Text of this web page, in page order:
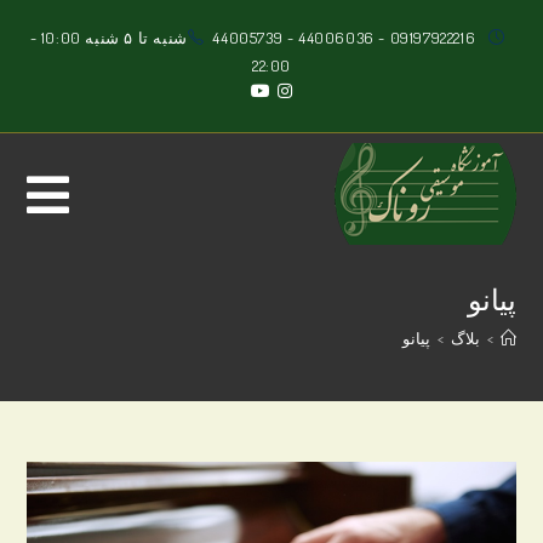
44005739 - 44006036 - 09197922216
شنبه تا ۵ شنبه 10:00 -
22:00
پیانو
> بلاگ > پیانو